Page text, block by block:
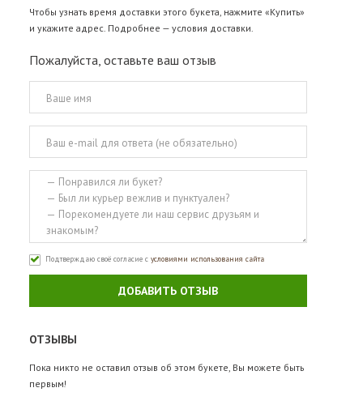
Чтобы узнать время доставки этого букета, нажмите «Купить»
и укажите адрес. Подробнее — условия доставки.
Пожалуйста, оставьте ваш отзыв
Подтверждаю своё согласие с условиями использования сайта
ДОБАВИТЬ ОТЗЫВ
ОТЗЫВЫ
Пока никто не оставил отзыв об этом букете, Вы можете быть
первым!